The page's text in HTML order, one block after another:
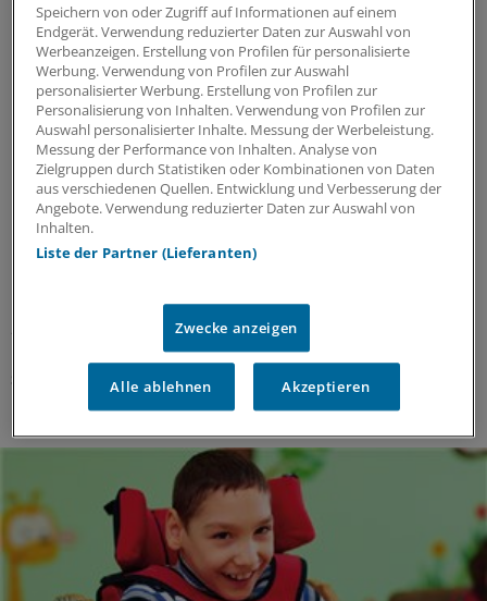
ICD-11: Die Zeit ist reif für die Implementierung
Plötzlich ist sie da und wir sind aufgefordert, zu handeln:
Die elfte Version der internationalen statistischen
Gesundheitsprobleme (ICD-11) ist seit Anfang des Jahres
2022 auch in Deutschland gültig, aber politisch und
| Mit freundlicher Unterstützung von:
Pharmaceuticals Germany GmbH, München
Speichern von oder Zugriff auf Informationen auf einem
Endgerät. Verwendung reduzierter Daten zur Auswahl von
Werbeanzeigen. Erstellung von Profilen für personalisierte
Werbung. Verwendung von Profilen zur Auswahl
personalisierter Werbung. Erstellung von Profilen zur
Personalisierung von Inhalten. Verwendung von Profilen zur
Auswahl personalisierter Inhalte. Messung der Werbeleistung.
Messung der Performance von Inhalten. Analyse von
Zielgruppen durch Statistiken oder Kombinationen von Daten
aus verschiedenen Quellen. Entwicklung und Verbesserung der
Angebote. Verwendung reduzierter Daten zur Auswahl von
Inhalten.
Liste der Partner (Lieferanten)
Zwecke anzeigen
Alle ablehnen Akzeptieren